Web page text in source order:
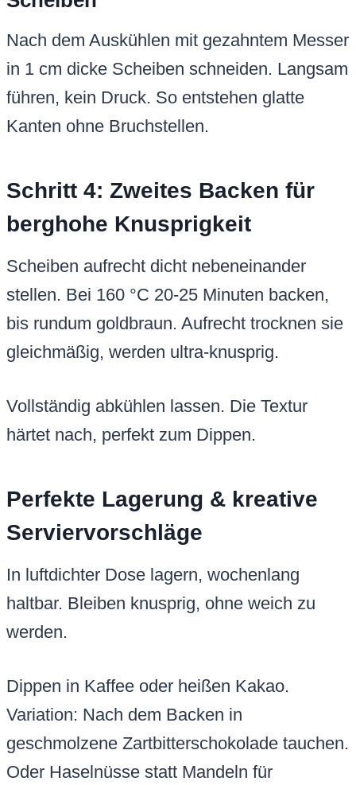
Nach dem Auskühlen mit gezahntem Messer
in 1 cm dicke Scheiben schneiden. Langsam
führen, kein Druck. So entstehen glatte
Kanten ohne Bruchstellen.
Schritt 4: Zweites Backen für
berghohe Knusprigkeit
Scheiben aufrecht dicht nebeneinander
stellen. Bei 160 °C 20-25 Minuten backen,
bis rundum goldbraun. Aufrecht trocknen sie
gleichmäßig, werden ultra-knusprig.
Vollständig abkühlen lassen. Die Textur
härtet nach, perfekt zum Dippen.
Perfekte Lagerung & kreative
Serviervorschläge
In luftdichter Dose lagern, wochenlang
haltbar. Bleiben knusprig, ohne weich zu
werden.
Dippen in Kaffee oder heißen Kakao.
Variation: Nach dem Backen in
geschmolzene Zartbitterschokolade tauchen.
Oder Haselnüsse statt Mandeln für